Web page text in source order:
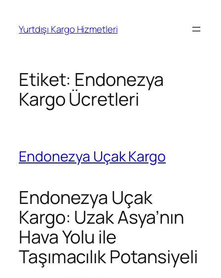
Yurtdışı Kargo Hizmetleri
Etiket: Endonezya
Kargo Ücretleri
Endonezya Uçak Kargo
Endonezya Uçak
Kargo: Uzak Asya’nın
Hava Yolu ile
Taşımacılık Potansiyeli